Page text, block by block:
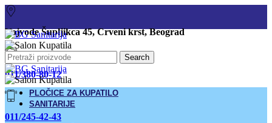
Vojvode Šupljikca 45, Crveni krst, Beograd
011/380-80-12
011/245-42-43
Search
PLOČICE ZA KUPATILO
SANITARIJE